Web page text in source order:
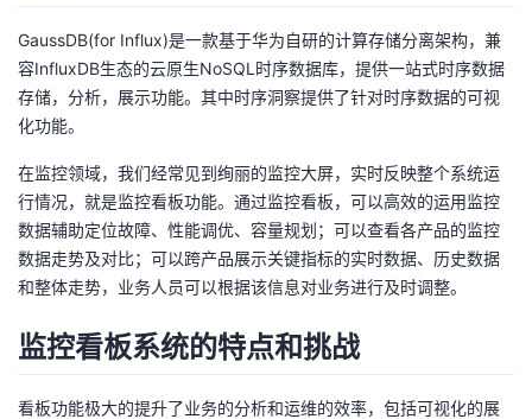
页
开
发
者
我
的
博
我
的
我
GaussDB(for Influx)是一款基于华为自研的计算存储分离架构，兼
容InfluxDB生态的云原生NoSQL时序数据库，提供一站式时序数据
存储，分析，展示功能。其中时序洞察提供了针对时序数据的可视
化功能。
在监控领域，我们经常见到绚丽的监控大屏，实时反映整个系统运
行情况，就是监控看板功能。通过监控看板，可以高效的运用监控
数据辅助定位故障、性能调优、容量规划；可以查看各产品的监控
数据走势及对比；可以跨产品展示关键指标的实时数据、历史数据
和整体走势，业务人员可以根据该信息对业务进行及时调整。
监控看板系统的特点和挑战
看板功能极大的提升了业务的分析和运维的效率，包括可视化的展